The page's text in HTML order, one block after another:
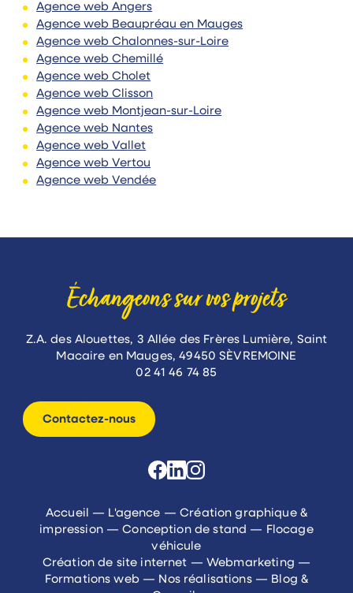
Agence web Angers
Agence web Beaupréau en Mauges
Agence web Chalonnes-sur-Loire
Agence web Chemillé
Agence web Cholet
Agence web Clisson
Agence web Montjean-sur-Loire
Agence web Nantes
Agence web Vallet
Agence web Vertou
Agence web Vendée
Échangeons sur vos projets
Z.A. des Alouettes, 3 Allée des Frères Lumière, Saint
Macaire en Mauges, 49450 SÈVREMOINE
02 41 46 74 85
Contactez-nous
Accueil — L'agence —Création graphique &
impression—Conception de stand — Flocage
véhicule
Création de site internet — Webmarketing —
Formations web— Nos réalisations— Blog &